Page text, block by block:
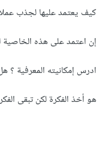
كيف يعتمد عليها لجذب
إن اعتمد على هذه الخاصية
ادرس إمكانيته المعرفية ؟
هو أخذ الفكرة لكن تبقى